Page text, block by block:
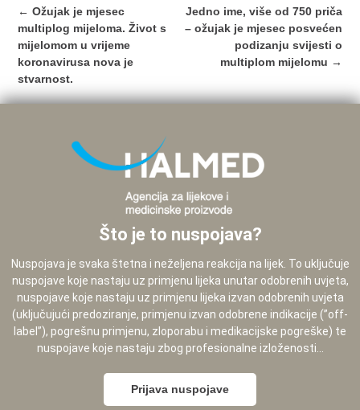
Post
navigation
← Ožujak je mjesec
multiplog mijeloma. Život s
mijelomom u vrijeme
koronavirusa nova je
stvarnost.
Jedno ime, više od 750 priča
– ožujak je mjesec posvećen
podizanju svijesti o
multiplom mijelomu →
Što je to nuspojava?
Nuspojava je svaka štetna i neželjena reakcija na lijek. To uključuje
nuspojave koje nastaju uz primjenu lijeka unutar odobrenih uvjeta,
nuspojave koje nastaju uz primjenu lijeka izvan odobrenih uvjeta
(uključujući predoziranje, primjenu izvan odobrene indikacije (”off-
label”), pogrešnu primjenu, zloporabu i medikacijske pogreške) te
nuspojave koje nastaju zbog profesionalne izloženosti...
Prijava nuspojave